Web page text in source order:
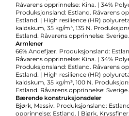
Råvarens opprinnelse: Kina. | 34%
Produksjonsland: Estland. Råvarens
Estland. | High resilience (HR)
kaldskum, 35 kg/m³, 135 N.
Estland. Råvarens opprinnelse: Sverige.
Armlener
66% Andefjær. Produksjonsland:
Råvarens opprinnelse: Kina. | 34%
Produksjonsland: Estland. Råvarens
Estland. | High resilience (HR)
kaldskum, 35 kg/m³, 100 N.
Estland. Råvarens opprinnelse: Sverige.
Bærende konstruksjonsdeler
Bjørk, Massiv. Produksjonsland:
opprinnelse: Estland. | Bjørk, Kryssfiner.